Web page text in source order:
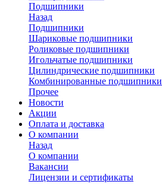
Подшипники
Назад
Подшипники
Шариковые подшипники
Роликовые подшипники
Игольчатые подшипники
Цилиндрические подшипники
Комбинированные подшипники
Прочее
Новости
Акции
Оплата и доставка
О компании
Назад
О компании
Вакансии
Лицензии и сертификаты